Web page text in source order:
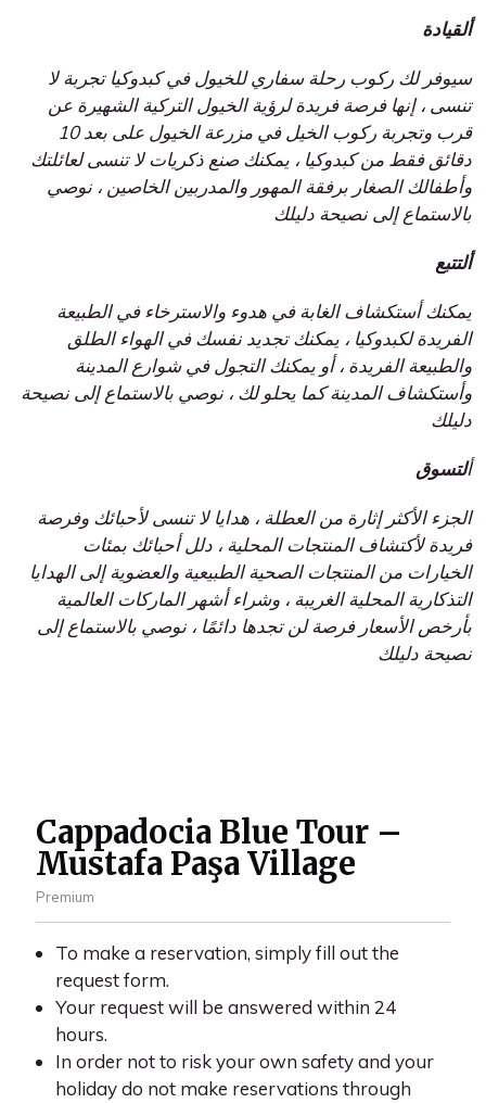
ألقيادة
سيوفر لك ركوب رحلة سفاري للخيول في كبدوكيا تجربة لا
تنسى ، إنها فرصة فريدة لرؤية الخيول التركية الشهيرة عن
قرب وتجربة ركوب الخيل في مزرعة الخيول على بعد 10
دقائق فقط من كبدوكيا ، يمكنك صنع ذكريات لا تنسى لعائلتك
وأطفالك الصغار برفقة المهور والمدربين الخاصين ، نوصي
بالاستماع إلى نصيحة دليلك
ألتتبع
الفريدة لكبدوكيا ، يمكنك تجديد نفسك في الهواء الطلق
والطبيعة الفريدة ، أو يمكنك التجول في شوارع المدينة
وأستكشاف المدينة كما يحلو لك ، نوصي بالاستماع إلى نصيحة
دليلك
ألتسوق
فريدة لأكتشاف المنتجات المحلية ، دلل أحبائك بمئات
الخيارات من المنتجات الصحية الطبيعية والعضوية إلى الهدايا
التذكارية المحلية الغريبة ، وشراء أشهر الماركات العالمية
بأرخص الأسعار فرصة لن تجدها دائمًا ، نوصي بالاستماع إلى
نصيحة دليلك
Cappadocia Blue Tour –
Mustafa Paşa Village
Premium
To make a reservation, simply fill out the
request form.
Your request will be answered within 24
hours.
In order not to risk your own safety and your
holiday do not make reservations through